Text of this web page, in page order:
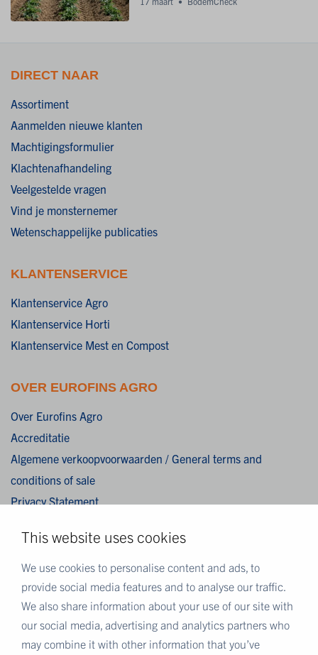
This website uses cookies
We use cookies to personalise content and ads, to
provide social media features and to analyse our traffic.
We also share information about your use of our site with
our social media, advertising and analytics partners who
may combine it with other information that you’ve
DIRECT NAAR
Assortiment
Aanmelden nieuwe klanten
Machtigingsformulier
Klachtenafhandeling
Veelgestelde vragen
Vind je monsternemer
Wetenschappelijke publicaties
KLANTENSERVICE
Klantenservice Agro
Klantenservice Horti
Klantenservice Mest en Compost
OVER EUROFINS AGRO
Over Eurofins Agro
Accreditatie
Algemene verkoopvoorwaarden / General terms and
conditions of sale
Privacy Statement
Disclaimer
MEER EUROFINS
Eurofins Nederland